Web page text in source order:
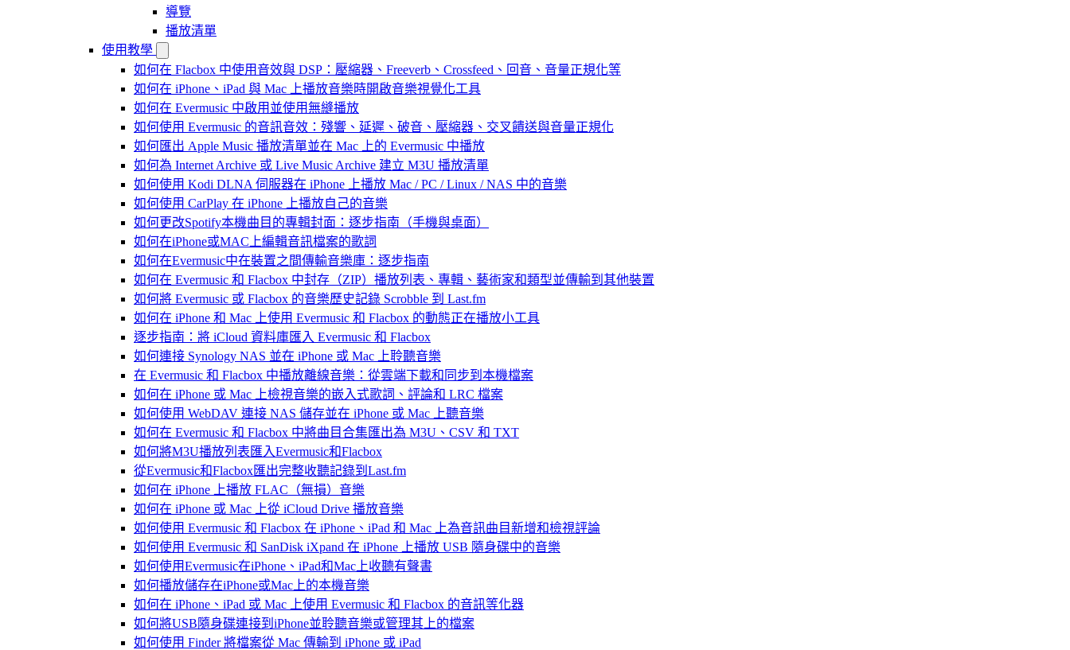
導覽
播放清單
使用教學
如何在 Flacbox 中使用音效與 DSP：壓縮器、Freeverb、Crossfeed、回音、音量正規化等
如何在 iPhone、iPad 與 Mac 上播放音樂時開啟音樂視覺化工具
如何在 Evermusic 中啟用並使用無縫播放
如何使用 Evermusic 的音訊音效：殘響、延遲、破音、壓縮器、交叉饋送與音量正規化
如何匯出 Apple Music 播放清單並在 Mac 上的 Evermusic 中播放
如何為 Internet Archive 或 Live Music Archive 建立 M3U 播放清單
如何使用 Kodi DLNA 伺服器在 iPhone 上播放 Mac / PC / Linux / NAS 中的音樂
如何使用 CarPlay 在 iPhone 上播放自己的音樂
如何更改Spotify本機曲目的專輯封面：逐步指南（手機與桌面）
如何在iPhone或MAC上編輯音訊檔案的歌詞
如何在Evermusic中在裝置之間傳輸音樂庫：逐步指南
如何在 Evermusic 和 Flacbox 中封存（ZIP）播放列表、專輯、藝術家和類型並傳輸到其他裝置
如何將 Evermusic 或 Flacbox 的音樂歷史記錄 Scrobble 到 Last.fm
如何在 iPhone 和 Mac 上使用 Evermusic 和 Flacbox 的動態正在播放小工具
逐步指南：將 iCloud 資料庫匯入 Evermusic 和 Flacbox
如何連接 Synology NAS 並在 iPhone 或 Mac 上聆聽音樂
在 Evermusic 和 Flacbox 中播放離線音樂：從雲端下載和同步到本機檔案
如何在 iPhone 或 Mac 上檢視音樂的嵌入式歌詞、評論和 LRC 檔案
如何使用 WebDAV 連接 NAS 儲存並在 iPhone 或 Mac 上聽音樂
如何在 Evermusic 和 Flacbox 中將曲目合集匯出為 M3U、CSV 和 TXT
如何將M3U播放列表匯入Evermusic和Flacbox
從Evermusic和Flacbox匯出完整收聽記錄到Last.fm
如何在 iPhone 上播放 FLAC（無損）音樂
如何在 iPhone 或 Mac 上從 iCloud Drive 播放音樂
如何使用 Evermusic 和 Flacbox 在 iPhone、iPad 和 Mac 上為音訊曲目新增和檢視評論
如何使用 Evermusic 和 SanDisk iXpand 在 iPhone 上播放 USB 隨身碟中的音樂
如何使用Evermusic在iPhone、iPad和Mac上收聽有聲書
如何播放儲存在iPhone或Mac上的本機音樂
如何在 iPhone、iPad 或 Mac 上使用 Evermusic 和 Flacbox 的音訊等化器
如何將USB隨身碟連接到iPhone並聆聽音樂或管理其上的檔案
如何使用 Finder 將檔案從 Mac 傳輸到 iPhone 或 iPad